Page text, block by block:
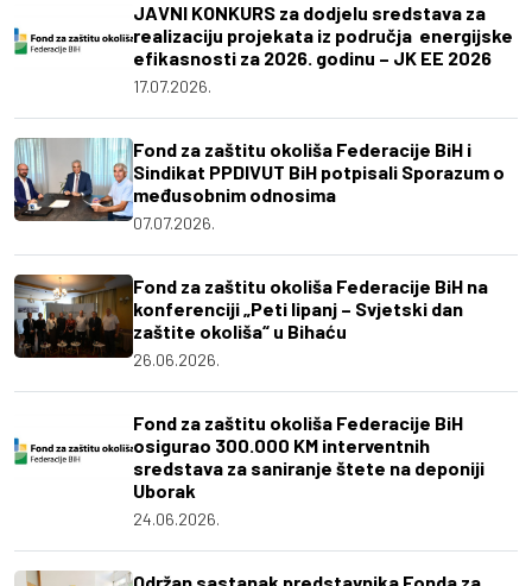
JAVNI KONKURS za dodjelu sredstava za
realizaciju projekata iz područja energijske
efikasnosti za 2026. godinu – JK EE 2026
17.07.2026.
Fond za zaštitu okoliša Federacije BiH i
Sindikat PPDIVUT BiH potpisali Sporazum o
međusobnim odnosima
07.07.2026.
Fond za zaštitu okoliša Federacije BiH na
konferenciji „Peti lipanj – Svjetski dan
zaštite okoliša“ u Bihaću
26.06.2026.
Fond za zaštitu okoliša Federacije BiH
osigurao 300.000 KM interventnih
sredstava za saniranje štete na deponiji
Uborak
24.06.2026.